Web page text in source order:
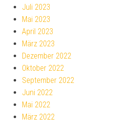
Juli 2023
Mai 2023
April 2023
März 2023
Dezember 2022
Oktober 2022
September 2022
Juni 2022
Mai 2022
März 2022